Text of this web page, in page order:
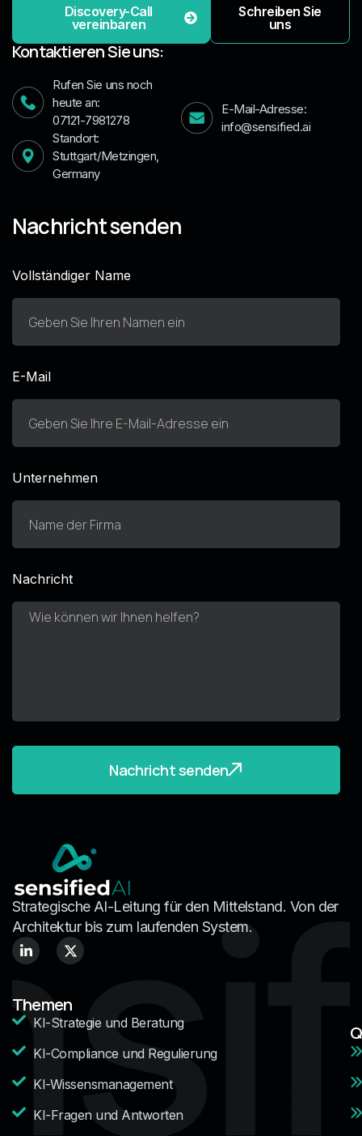
Discovery-Call
vereinbaren
Schreiben Sie
uns
Kontaktieren Sie uns:
Rufen Sie uns noch
heute an:
07121-7981278
Standort:
Stuttgart/Metzingen,
Germany
E-Mail-Adresse:
info@sensified.ai
Nachricht senden
Vollständiger Name
E-Mail
Unternehmen
Nachricht
Nachricht senden
Strategische AI-Leitung für den Mittelstand. Von der
Architektur bis zum laufenden System.
Themen
KI-Strategie und Beratung
KI-Compliance und Regulierung
KI-Wissensmanagement
KI-Fragen und Antworten